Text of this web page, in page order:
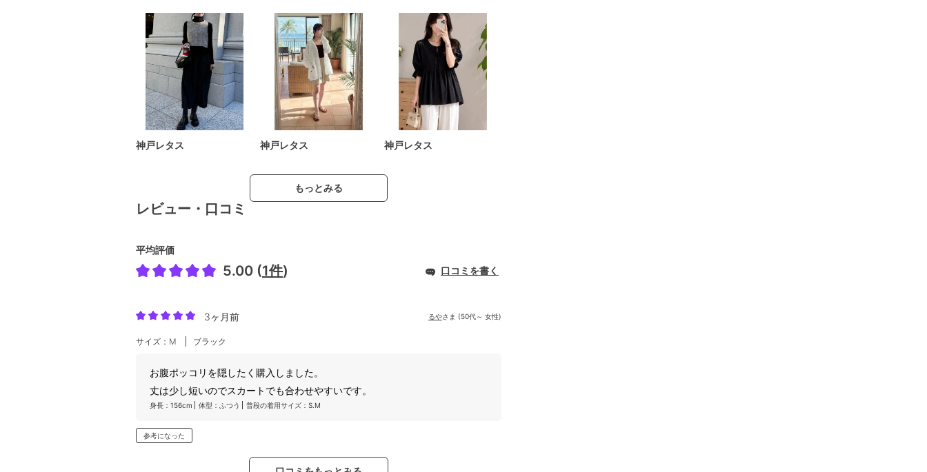
神戸レタス 神戸レタス 神戸レタス
もっとみる
レビュー・口コミ
平均評価
5.00 (1件) 口コミを書く
3ヶ月前 るやさま (50代～ 女性)
サイズ：M ブラック
お腹ポッコリを隠したく購入しました。
丈は少し短いのでスカートでも合わせやすいです。
身長：156cm 体型：ふつう 普段の着用サイズ：S.M
参考になった